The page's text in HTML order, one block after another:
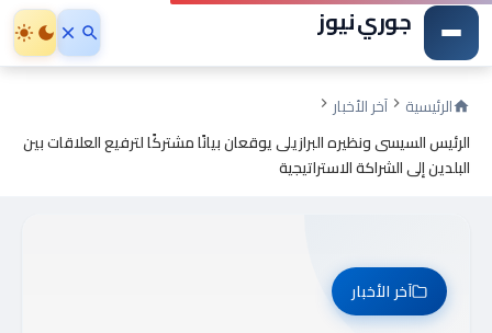
جوري نيوز
الرئيسية
آخر الأخبار
الرئيس السيسى ونظيره البرازيلى يوقعان بيانًا مشتركًا لترفيع العلاقات بين
البلدين إلى الشراكة الاستراتيجية
آخر الأخبار